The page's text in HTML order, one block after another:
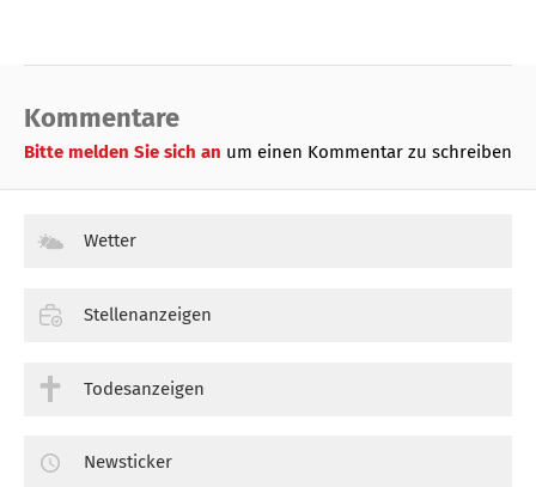
Kommentare
Bitte melden Sie sich an um einen Kommentar zu schreiben
Wetter
Stellenanzeigen
Todesanzeigen
Newsticker